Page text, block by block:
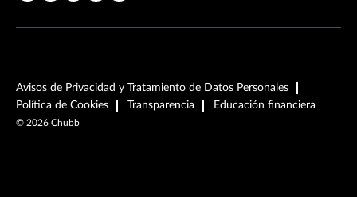
Avisos de Privacidad y Tratamiento de Datos Personales
Política de Cookies
Transparencia Educación financiera
© 2026 Chubb